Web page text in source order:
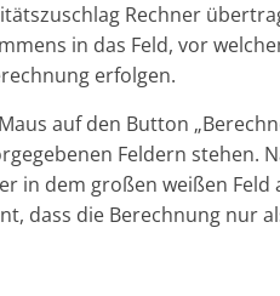
Rechner
in das Feld, vor
erfolgen.
auf den Button
Feldern stehen.
in dem großen weißen Feld
dass die Berechnung nur